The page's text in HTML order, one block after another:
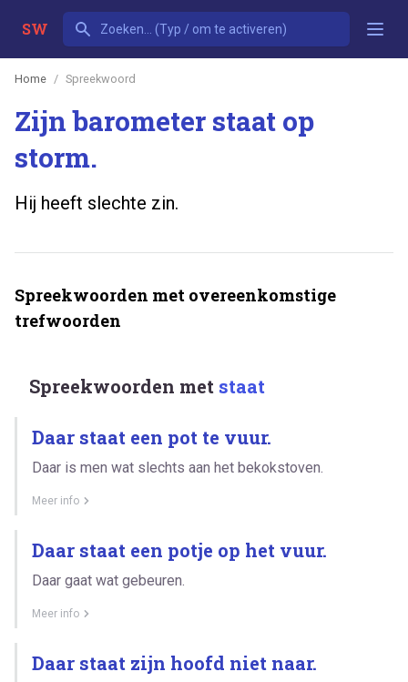
SW
Home Spreekwoord
Zijn barometer staat op
storm.
Hij heeft slechte zin.
Spreekwoorden met overeenkomstige
trefwoorden
Spreekwoorden met staat
Daar staat een pot te vuur.
Daar is men wat slechts aan het bekokstoven.
Meer info
Daar staat een potje op het vuur.
Daar gaat wat gebeuren.
Meer info
Daar staat zijn hoofd niet naar.